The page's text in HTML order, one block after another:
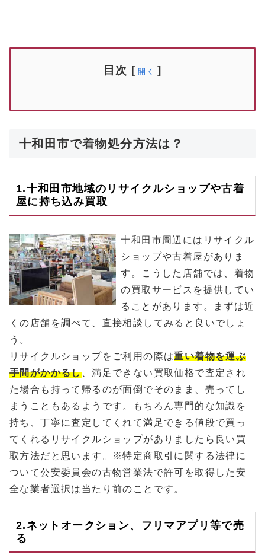
目次 [ 開く ]
十和田市で着物処分方法は？
1.十和田市地域のリサイクルショップや古着
屋に持ち込み買取
十和田市周辺にはリサイクル
ショップや古着屋がありま
す。こうした店舗では、着物
の買取サービスを提供してい
ることがあります。まずは近
くの店舗を調べて、直接相談してみると良いでしょ
う。
リサイクルショップをご利用の際は重い着物を運ぶ
手間がかかるし、満足できない買取価格で査定され
た場合も持って帰るのが面倒でそのまま、売ってし
まうこともあるようです。もちろん専門的な知識を
持ち、丁寧に査定してくれて満足できる値段で買っ
てくれるリサイクルショップがありましたら良い買
取方法だと思います。※特定商取引に関する法律に
ついて公安委員会の古物営業法で許可を取得した安
全な業者選択は当たり前のことです。
2.ネットオークション、フリマアプリ等で売
る